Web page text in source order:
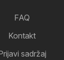
FAQ
Kontakt
sadržaj